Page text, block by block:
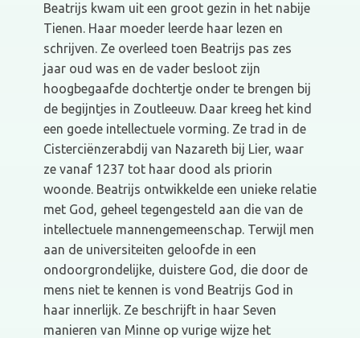
Beatrijs kwam uit een groot gezin in het nabije
Tienen. Haar moeder leerde haar lezen en
schrijven. Ze overleed toen Beatrijs pas zes
jaar oud was en de vader besloot zijn
hoogbegaafde dochtertje onder te brengen bij
de begijntjes in Zoutleeuw. Daar kreeg het kind
een goede intellectuele vorming. Ze trad in de
Cisterciënzerabdij van Nazareth bij Lier, waar
ze vanaf 1237 tot haar dood als priorin
woonde. Beatrijs ontwikkelde een unieke relatie
met God, geheel tegengesteld aan die van de
intellectuele mannengemeenschap. Terwijl men
aan de universiteiten geloofde in een
ondoorgrondelijke, duistere God, die door de
mens niet te kennen is vond Beatrijs God in
haar innerlijk. Ze beschrijft in haar Seven
manieren van Minne op vurige wijze het